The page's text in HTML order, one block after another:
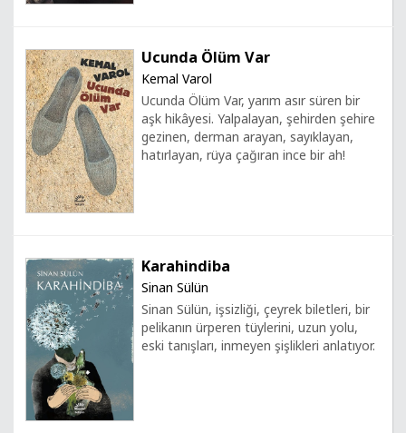
Ucunda Ölüm Var
Kemal Varol
Ucunda Ölüm Var, yarım asır süren bir
aşk hikâyesi. Yalpalayan, şehirden şehire
gezinen, derman arayan, sayıklayan,
hatırlayan, rüya çağıran ince bir ah!
Karahindiba
Sinan Sülün
Sinan Sülün, işsizliği, çeyrek biletleri, bir
pelikanın ürperen tüylerini, uzun yolu,
eski tanışları, inmeyen şişlikleri anlatıyor.